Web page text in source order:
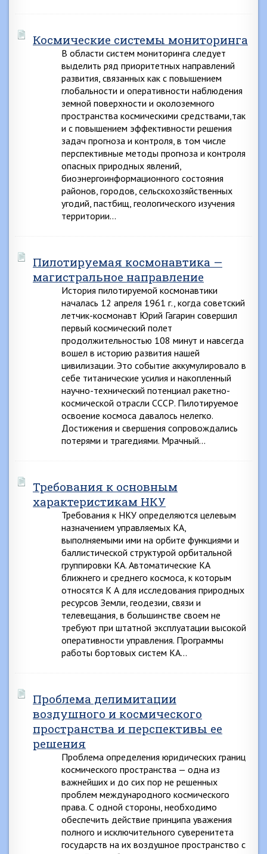
Космические системы мониторинга
В области систем мониторинга следует
выделить ряд приоритетных направлений
развития, связанных как с повышением
глобальности и оперативности наблюдения
земной поверхности и околоземного
пространства космическими средствами,так
и с повышением эффективности решения
задач прогноза и контроля, в том числе
перспективные методы прогноза и контроля
опасных природных явлений,
биоэнергоинформационного состояния
районов, городов, сельскохозяйственных
угодий, пастбищ, геологического изучения
территории…
Пилотируемая космонавтика —
магистральное направление
История пилотируемой космонавтики
началась 12 апреля 1961 г., когда советский
летчик-космонавт Юрий Гагарин совершил
первый космический полет
продолжительностью 108 минут и навсегда
вошел в историю развития нашей
цивилизации. Это событие аккумулировало в
себе титанические усилия и накопленный
научно-технический потенциал ракетно-
космической отрасли СССР. Пилотируемое
освоение космоса давалось нелегко.
Достижения и свершения сопровождались
потерями и трагедиями. Мрачный…
Требования к основным
характеристикам НКУ
Требования к НКУ определяются целевым
назначением управляемых КА,
выполняемыми ими на орбите функциями и
баллистической структурой орбитальной
группировки КА. Автоматические КА
ближнего и среднего космоса, к которым
относятся К А для исследования природных
ресурсов Земли, геодезии, связи и
телевещания, в большинстве своем не
требуют при штатной эксплуатации высокой
оперативности управления. Программы
работы бортовых систем КА…
Проблема делимитации
воздушного и космического
пространства и перспективы ее
решения
Проблема определения юридических границ
космического пространства — одна из
важнейших и до сих пор не решенных
проблем международного космического
права. С одной стороны, необходимо
обеспечить действие принципа уважения
полного и исключительного суверенитета
государств на их воздушное пространство с